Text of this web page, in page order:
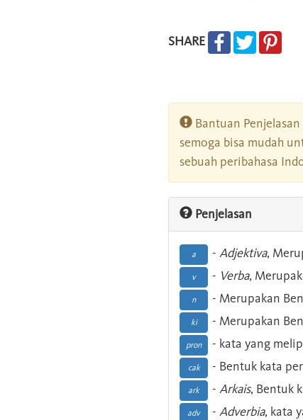
SHARE
Bantuan
semoga bisa mudah
sebuah peribahasa
Penjelasan
a - Adjektiva,
v - Verba,
n - Merupakan
ki - Merupakan
pron - kata yang
cak - Bentuk kata
ark - Arkais, Bentuk
adv - Adverbia, kata